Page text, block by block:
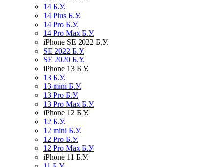
14 Б.У.
14 Plus Б.У.
14 Pro Б.У.
14 Pro Max Б.У.
iPhone SE 2022 Б.У.
SE 2022 Б.У.
SE 2020 Б.У.
iPhone 13 Б.У.
13 Б.У.
13 mini Б.У.
13 Pro Б.У.
13 Pro Max Б.У.
iPhone 12 Б.У.
12 Б.У.
12 mini Б.У.
12 Pro Б.У.
12 Pro Max Б.У
iPhone 11 Б.У.